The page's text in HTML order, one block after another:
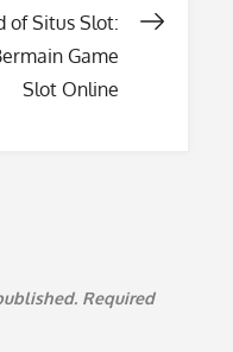
of Situs Slot:
Game
Slot Online
Required